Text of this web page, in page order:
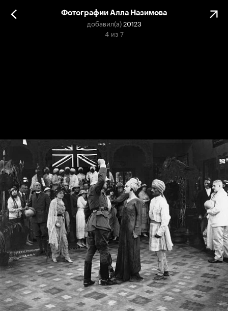
Фотографии Алла Назимова
добавил(а)20123
4 из 7